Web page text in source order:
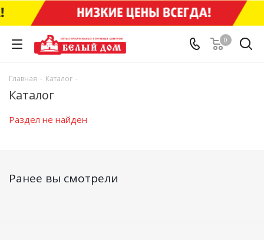
0
Главная - Каталог -
Каталог
Раздел не найден
Ранее вы смотрели